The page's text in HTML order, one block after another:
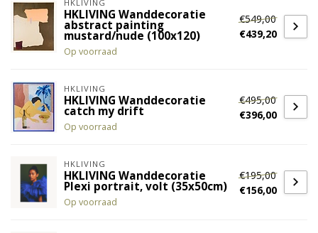
HKLIVING
HKLIVING Wanddecoratie
abstract painting
mustard/nude (100x120)
Op voorraad
€549,00
€439,20
HKLIVING
HKLIVING Wanddecoratie
catch my drift
Op voorraad
€495,00
€396,00
HKLIVING
HKLIVING Wanddecoratie
Plexi portrait, volt (35x50cm)
Op voorraad
€195,00
€156,00